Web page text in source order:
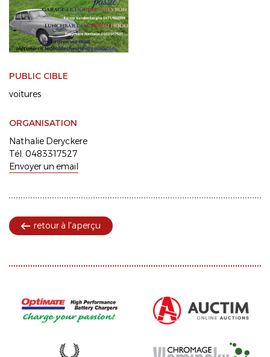
PUBLIC CIBLE
voitures
ORGANISATION
Nathalie Deryckere
Tél. 0483317527
Envoyer un email
retour à l'aperçu